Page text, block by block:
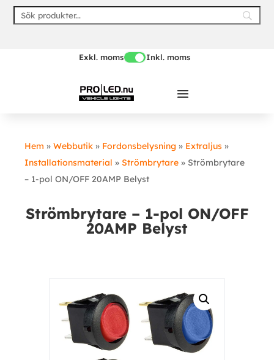
Skip
Exkl. moms Inkl. moms
Hem » Webbutik » Fordonsbelysning » Extraljus »
Installationsmaterial » Strömbrytare » Strömbrytare
– 1-pol ON/OFF 20AMP Belyst
Strömbrytare – 1-pol ON/OFF
20AMP Belyst